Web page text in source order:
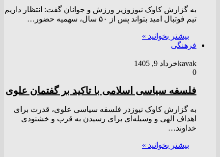
به گزارش کاوک نیوزوزیر ورزش و جوانان گفت: انتظار داریم
تیم فوتبال امید بتواند پس از ۵۰ سال، سهمیه حضور…
بیشتر بخوانید »
فرهنگی
kavakخرداد 9, 1405
0
فلسفه سیاسی اسلامی با تاکید بر گفتمان علوی
به گزارش کاوک نیوزدر فلسفه سیاسی علوی، قدرت برای
اهداف الهی و وسیله‌ای برای رسیدن به قرب و خشنودی
خداوند…
بیشتر بخوانید »